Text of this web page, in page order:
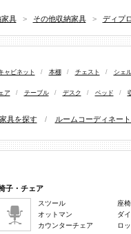
具 > その他収納家具 > ディプ
ャビネット / 本棚 / チェスト / シェ
ア / テーブル / デスク / ベッド /
具を探す / ルームコーディネー
子・チェア
スツール
オットマン
カウンターチェア
座
ダ
ロ